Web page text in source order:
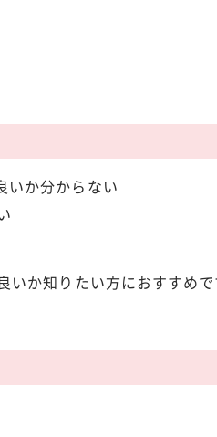
いか分からない
いか知りたい方におすすめ